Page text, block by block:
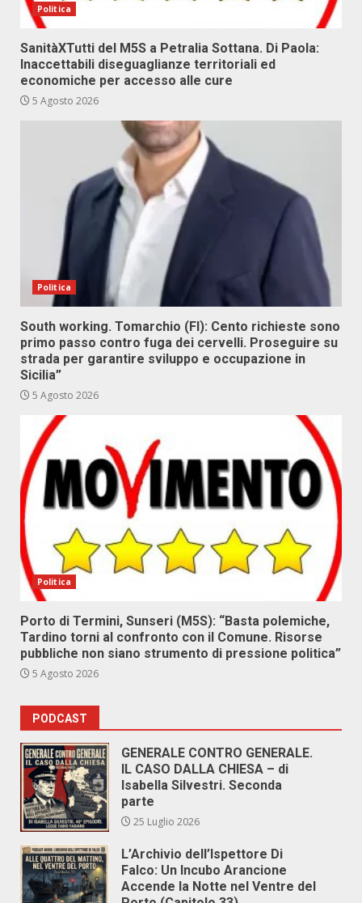
Politica
SanitàXTutti del M5S a Petralia Sottana. Di Paola:
Inaccettabili diseguaglianze territoriali ed
economiche per accesso alle cure
5 Agosto 2026
Politica
South working. Tomarchio (FI): Cento richieste sono
primo passo contro fuga dei cervelli. Proseguire su
strada per garantire sviluppo e occupazione in
Sicilia”
5 Agosto 2026
Politica
Porto di Termini, Sunseri (M5S): “Basta polemiche,
Tardino torni al confronto con il Comune. Risorse
pubbliche non siano strumento di pressione politica”
5 Agosto 2026
PODCAST
GENERALE CONTRO GENERALE.
IL CASO DALLA CHIESA – di
Isabella Silvestri. Seconda
parte
25 Luglio 2026
L’Archivio dell’Ispettore Di
Falco: Un Incubo Arancione
Accende la Notte nel Ventre del